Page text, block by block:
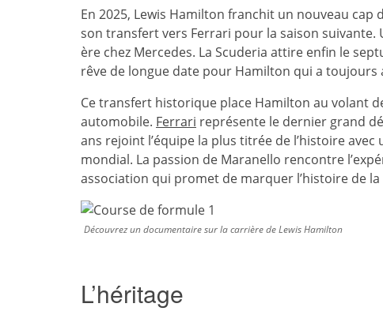
En 2025, Lewis Hamilton franchit un nouveau
son transfert vers Ferrari pour la saison suivante.
ère chez Mercedes. La Scuderia attire enfin le
rêve de longue date pour Hamilton qui a toujours
Ce transfert historique place Hamilton au volant
automobile. Ferrari représente le dernier grand
ans rejoint l’équipe la plus titrée de l’histoire
mondial. La passion de Maranello rencontre
association qui promet de marquer l’histoire de la
Découvrez un documentaire sur la carrière de Lewis Hamilton
L’héritage